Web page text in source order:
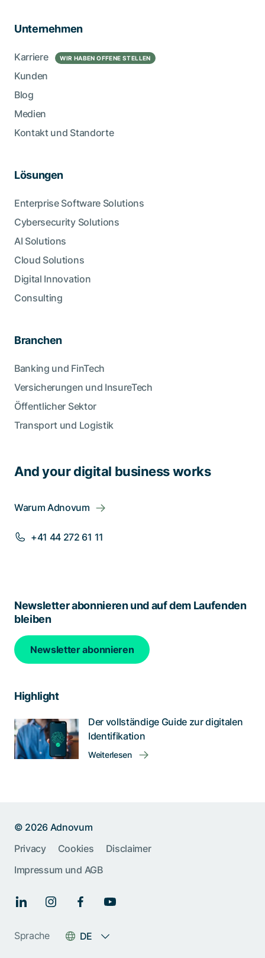
And your digital business works
Warum Adnovum
+41 44 272 61 11
Unternehmen
Karriere WIR HABEN OFFENE STELLEN
Kunden
Blog
Medien
Kontakt und Standorte
Lösungen
Enterprise Software Solutions
Cybersecurity Solutions
AI Solutions
Cloud Solutions
Digital Innovation
Consulting
Branchen
Banking und FinTech
Versicherungen und InsureTech
Öffentlicher Sektor
Transport und Logistik
Newsletter abonnieren und auf dem Laufenden
bleiben
Newsletter abonnieren
Highlight
Der vollständige Guide zur digitalen
Identifikation
Weiterlesen
© 2026 Adnovum
Privacy
Cookies
Disclaimer
Impressum und AGB
Sprache DE